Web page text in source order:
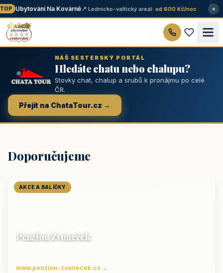
Ubytování Na Kovárně📍 Lednicko-valtický areál· od 600 Kč/noc ×
NÁŠ SESTERSKÝ PORTÁL
Hledáte chatu nebo chalupu?
Stovky chat, chalup a srubů k pronájmu po celé
ČR.
Přejít na ChataTour.cz →
Doporučujeme
AKCE A BALÍČKY
Penzion Zvoneček
www.penzion-zvonecek.cz →